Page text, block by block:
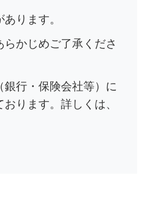
ります。
かじめご了承くださ
行・保険会社等）に
ります。詳しくは、